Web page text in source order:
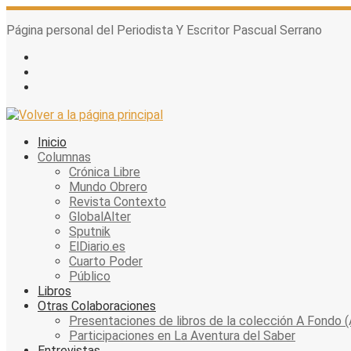
Skip
to
Página personal del Periodista Y Escritor Pascual Serrano
Inicio
Columnas
Crónica Libre
Mundo Obrero
Revista Contexto
GlobalAlter
Sputnik
ElDiario.es
Cuarto Poder
Público
Libros
Otras Colaboraciones
Presentaciones de libros de la colección A Fondo
Participaciones en La Aventura del Saber